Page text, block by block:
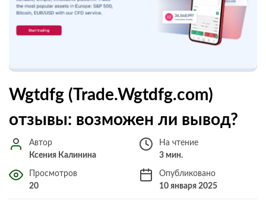
Wgtdfg (Trade.Wgtdfg.com)
отзывы: возможен ли вывод?
Автор
Ксения Калинина
На чтение
3 мин.
Просмотров
20
Опубликовано
10 января 2025